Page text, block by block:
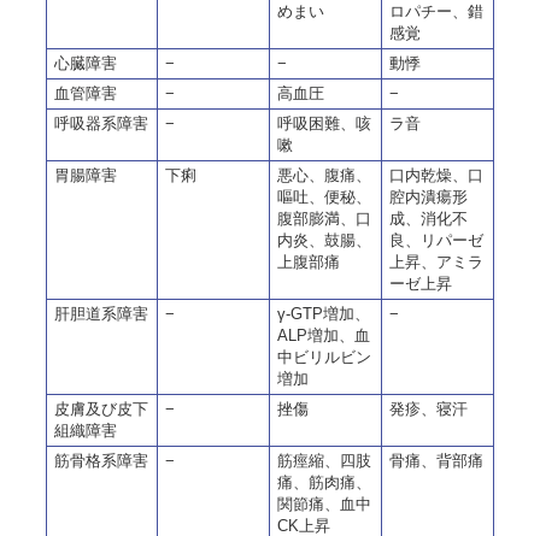
めまい
ロパチー、錯
感覚
心臓障害
− −
動悸
血管障害
− 高血圧
−
呼吸器系障害
−
呼吸困難、咳
嗽
ラ音
胃腸障害 下痢
悪心、腹痛、
嘔吐、便秘、
腹部膨満、口
内炎、鼓腸、
上腹部痛
口内乾燥、口
腔内潰瘍形
成、消化不
良、リパーゼ
上昇、アミラ
ーゼ上昇
肝胆道系障害
−
γ-GTP増加、
ALP増加、血
中ビリルビン
増加
−
皮膚及び皮下
組織障害
− 挫傷 発疹、寝汗
筋骨格系障害 −
筋痙縮、四肢
痛、筋肉痛、
関節痛、血中
CK上昇
骨痛、背部痛